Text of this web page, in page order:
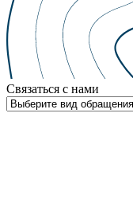
Связаться с нами